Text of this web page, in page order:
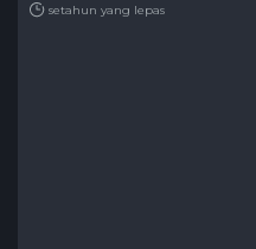
setahun yang lepas